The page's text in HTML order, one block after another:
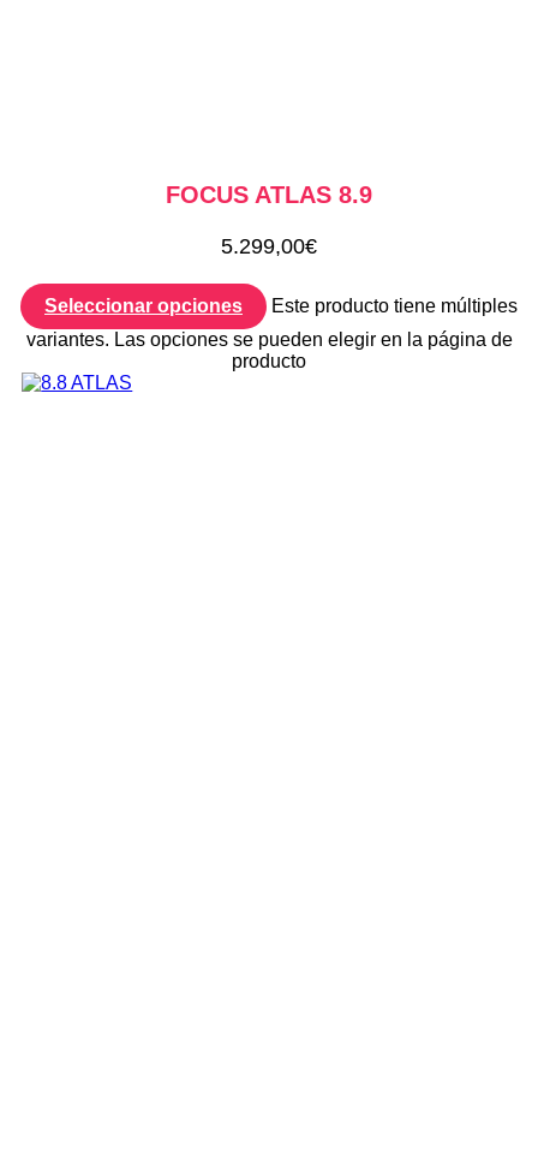
FOCUS ATLAS 8.9
5.299,00€
Seleccionar opciones
Este producto tiene múltiples
variantes. Las opciones se pueden elegir en la página de
producto